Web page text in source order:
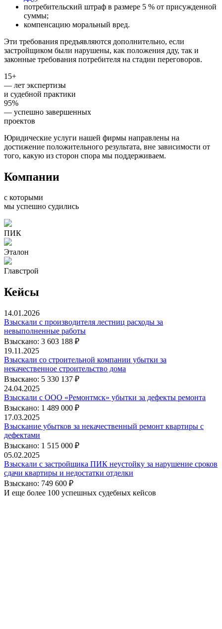
потребительский штраф в размере 5 % от присужденной
суммы;
компенсацию моральный вред.
Эти требования предъявляются дополнительно, если
застройщиком были нарушены, как положения дду, так и
законные требования потребителя на стадии переговоров.
15+
— лет экспертизы
и судебной практики
95%
— успешно завершенных
проектов
Юридические услуги нашей фирмы направлены на
достижение положительного результата, вне зависимости от
того, какую из сторон спора мы поддерживаем.
Компании
с которыми
мы успешно судились
ПИК
Эталон
Главстрой
Кейсы
14.01.2026
Взыскали с производителя лестниц расходы за
невыполненные работы
Взыскано: 3 603 188 ₽
19.11.2025
Взыскали со строительной компании убытки за
некачественное строительство дома
Взыскано: 5 330 137 ₽
24.04.2025
Взыскали с ООО «Ремонтмск» убытки за дефекты ремонта
Взыскано: 1 489 000 ₽
17.03.2025
Взыскание убытков за некачественный ремонт квартиры с
дефектами
Взыскано: 1 515 000 ₽
05.02.2025
Взыскали с застройщика ПИК неустойку за нарушение сроков
сдачи квартиры и недостатки отделки
Взыскано: 749 600 ₽
И еще более 100 успешных судебных кейсов